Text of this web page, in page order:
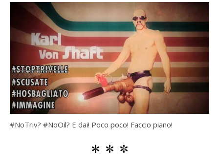
#NoTriv? #NoOil? E dai! Poco poco! Faccio piano!
* * *